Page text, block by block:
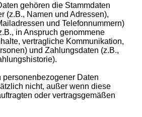
gehören die Stammdaten
(z.B., Namen und Adressen),
und Telefonnummern)
in Anspruch genommene
vertragliche Kommunikation,
und Zahlungsdaten (z.B.,
personenbezogener Daten
nicht, außer wenn diese
oder vertragsgemäßen